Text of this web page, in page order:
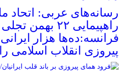
رسانه‌های عربی: اتحاد
راهپیمایی ۲۲
فرانسه:ده‌ها هزار
پیروزی انقلاب اسلامی